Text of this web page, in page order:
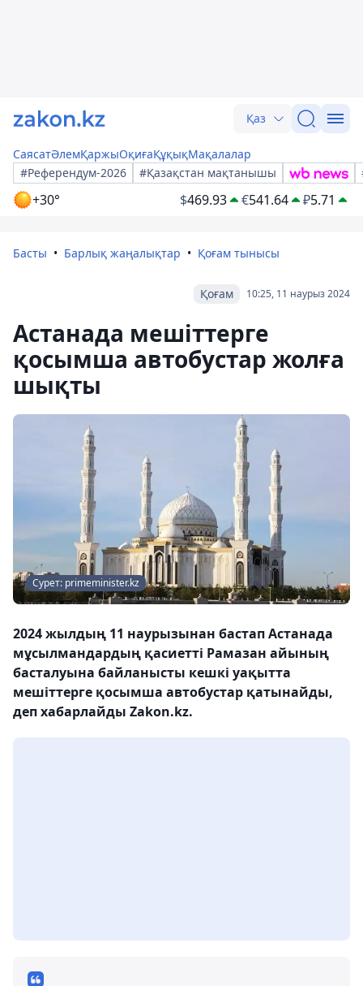
Қаз
СаясатӘлемҚаржыОқиғаҚұқықМақалалар
#Референдум-2026
#Қазақстан мақтанышы
+30° $469.93 €541.64 ₽5.71
Басты Барлық жаңалықтар Қоғам тынысы
10:25, 11 наурыз 2024
Қоғам
Астанада мешіттерге
қосымша автобустар жолға
шықты
Сурет: primeminister.kz
2024 жылдың 11 наурызынан бастап Астанада
мұсылмандардың қасиетті Рамазан айының
басталуына байланысты кешкі уақытта
мешіттерге қосымша автобустар қатынайды,
деп хабарлайды Zakon.kz.